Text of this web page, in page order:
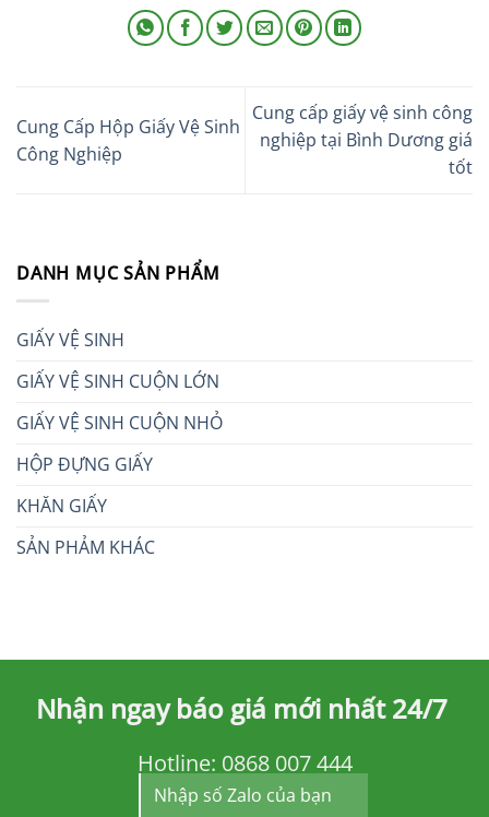
Cung Cấp Hộp Giấy Vệ Sinh
Công Nghiệp
Cung cấp giấy vệ sinh công
nghiệp tại Bình Dương giá
tốt
DANH MỤC SẢN PHẨM
GIẤY VỆ SINH
GIẤY VỆ SINH CUỘN LỚN
GIẤY VỆ SINH CUỘN NHỎ
HỘP ĐỰNG GIẤY
KHĂN GIẤY
SẢN PHẢM KHÁC
Nhận ngay báo giá mới nhất 24/7
Hotline: 0868 007 444